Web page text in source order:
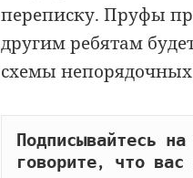
переписку. Пруфы
другим ребятам
схемы
Подписывайтесь
говорите, что вас